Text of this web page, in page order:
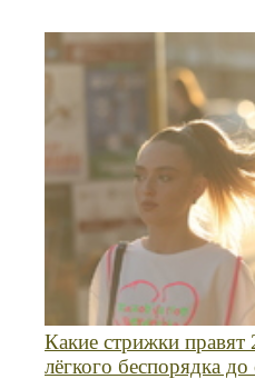
Какие стрижки правят
лёгкого беспорядка